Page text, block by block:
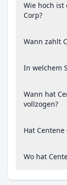
Wie hoch ist
Corp?
Wann zahlt
In welchem
Wann hat
vollzogen?
Hat
Wo hat